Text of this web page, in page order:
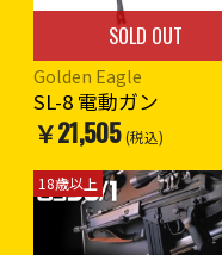
SOLD OUT
Golden Eagle
SL-8 電動ガン
￥21,505 (税込)
18歳以上